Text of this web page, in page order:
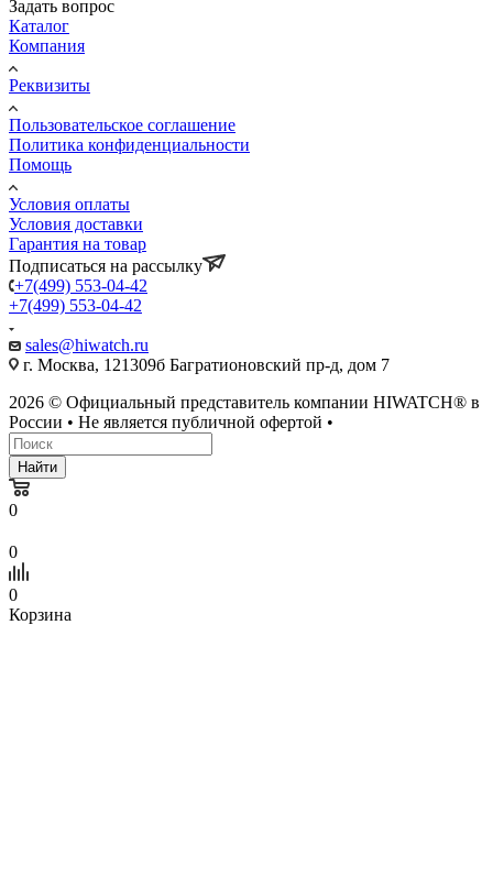
Задать вопрос
Каталог
Компания
Реквизиты
Пользовательское соглашение
Политика конфиденциальности
Помощь
Условия оплаты
Условия доставки
Гарантия на товар
Подписаться на рассылку
+7(499) 553-04-42
+7(499) 553-04-42
sales@hiwatch.ru
г. Москва, 121309б Багратионовский пр-д, дом 7
2026 © Официальный представитель компании HIWATCH® в
России • Не является публичной офертой •
Найти
0
0
0
Корзина